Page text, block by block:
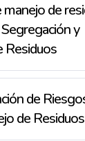
de
y
Residuos
de
de Residuos